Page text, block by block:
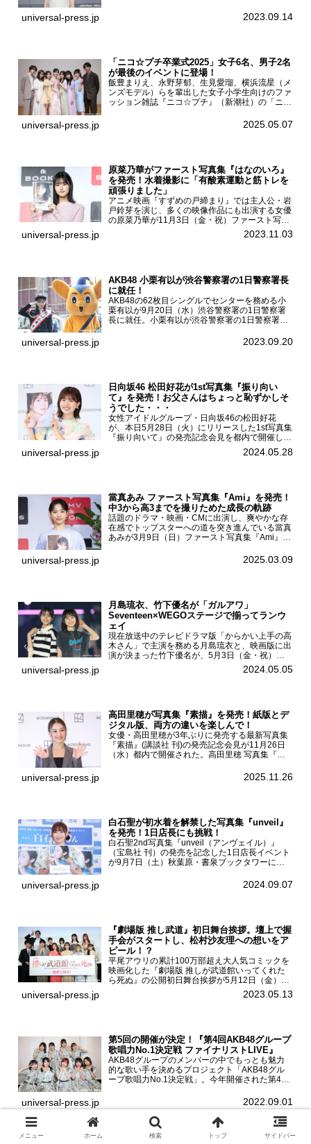
ーについて「下白石麦は頭にビックリマークと、
universal-press.jp 2023.09.14
「ニコ☆プチ卒業式2025」女子6名、男子2名
が最後のイベントに登場！
飯豊まりえ、永野芽郁、生見愛瑠、横浜流星（メ
ンズモデル）らを輩出した女子小学生向けのファ
ッション雑誌『ニコ☆プチ』（新潮社）の「ニコ
モード学園コクーンタワーで開催され、卒業モデ
universal-press.jp 2025.05.07
原菜乃華がファースト写真集『はなのいろ』
を発売！水着撮影に「有酸素運動と筋トレを
頑張りました」
アニメ映画『すずめの戸締まり』では主人公・岩
戸鈴芽を演じ、多くの映像作品にも出演する女優
の原菜乃華が11月3日（金・祝）ファースト写真
集『はなのいろ』発売記念イベントを
HMV&BOOKS SHIBUYAで開催した。原菜乃華フ
universal-press.jp 2023.11.03
AKB48 小栗有以が渋谷警察署の1日警察署長
に就任！
AKB48の62枚目シングルでセンターを務める小
栗有以が9月20日（水）渋谷警察署の1日警察署
長に就任。小栗有以が渋谷警察署の1日警察署長
での10日間実施される令和5年 秋の全国交通安全
universal-press.jp 2023.09.20
日向坂46 松田好花が1st写真集『振り向い
て』を発売！お父さんはちょっと恥ずかしそ
うでした・・・
女性アイドルグループ・日向坂46の松田好花
が、本日5月28日（火）にリリースした1st写真集
『振り向いて』の発売記念会見を都内で開催し
た。日向坂46 松田好花1st写真集『振り向いて』
発売記念会見写真集では日向坂46の松田好花を
universal-press.jp 2024.05.28
當真あみ ファースト写真集『Ami』を発売！
中3から高3までを撮りためた成長の軌跡
話題のドラマ・映画・CMに出演し、爽やかな存
在感でトップスターへの道を突き進んでいる當真
あみが3月9日（日）ファースト写真集『Ami』
BOOKS SHIBUYAで開催した。當真あみファース
universal-press.jp 2025.03.09
月島琉衣、竹下優名が「ガルアワ」
Seventeen×WEGOステージで揃ってランウ
ェイ
現在放送中のテレビドラマ版「からかい上手の高
木さん」で主演を務める月島琉衣と、映画版に出
演が決まった竹下優名が、5月3日（金・祝）東
京・国立代々木競技場第一体育館で開催されたフ
ァッション&音楽イベント『Rakuten GirlsAward
universal-press.jp 2024.05.05
高田里穂が写真集『素描』を発売！紙版とデ
ジタル版、両方の違いを楽しんで！
女優・高田里穂が3年ぶりに発売する最新写真集
『素描』(講談社 刊)の発売記念会見が11月26日
（水）都内で開催された。高田里穂 写真集『素
あなたです』(読売テレビ)に出演するなど女優と
universal-press.jp 2025.11.26
白石聖が初水着を解禁した写真集『unveil』
を発売！1日店長にも挑戦！
白石聖2nd写真集『unveil（アンヴェイル）』
（宝島社 刊）の発売を記念した1日店長イベント
が9月7日（土）秋葉原・書泉ブックタワーにて
を記念し1日店長イベントを開催した本写真集は
universal-press.jp 2024.09.07
『劇場版 推し武道』初日舞台挨拶。壇上で握
手会がスタートし、松村沙友理への想いをア
ピール！？
平尾アウリの累計100万部超え大人気コミックを
映画化した『劇場版 推しが武道館いってくれた
ら死ぬ』の公開初日舞台挨拶が5月12日（金）新
宿バルト9で開催され、出演者の松村沙友理、中
村里帆、MOMO(@onefive)、KANO(@onefi...
universal-press.jp 2023.05.13
第5回の開催が決定！『第4回AKB48グループ
歌唱力No.1決定戦 ファイナリストLIVE』
AKB48グループのメンバーの中でもっとも魅力
的な歌い手を決めるプロジェクト「AKB48グル
ープ歌唱力No.1決定戦」。今年開催された第4回
る一夜限りのライブイベント「ファイナリスト
LIVE」が8...
universal-press.jp 2022.09.01
メニュー ホーム 検索 トップ サイドバー